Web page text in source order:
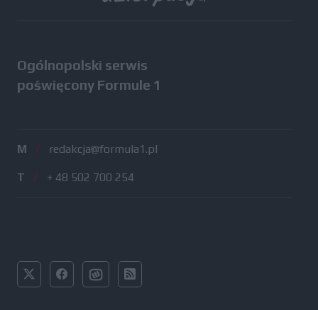
Ogólnopolski serwis
poświęcony Formule 1
M / redakcja@formula1.pl
T / + 48 502 700 254